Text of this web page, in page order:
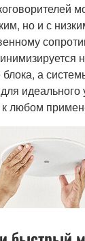
но и с
а
идеального
к любом